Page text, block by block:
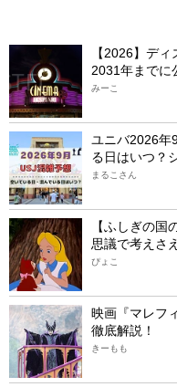
【2026】デ
2031年までに
みーこ
ユニバ2026年
る日はいつ？
まるこさん
【ふしぎの国
思議で考えさ
ぴょこ
映画『マレフ
徹底解説！
きーもも